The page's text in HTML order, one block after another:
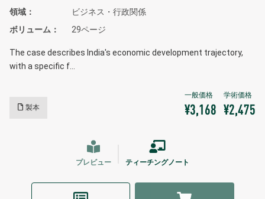
領域
ビジネス・行政関係
ボリューム
29ページ
The case describes India's economic development trajectory,
with a specific f…
製本 ¥3,168 ¥2,475
プレビュー ティーチングノート